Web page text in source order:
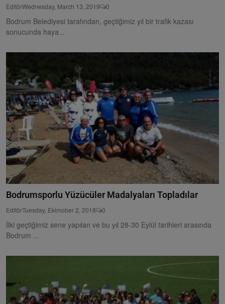
EditörWednesday, March 13, 2019 0
Bodrum Belediyesi tarafından, geçtiğimiz yıl bir trafik kazası
sonucunda haya...
Bodrumsporlu Yüzücüler Madalyaları Topladılar
EditörTuesday, Ekimober 2, 2018 0
İlki geçtiğimiz sene yapılan ve bu yıl 28-30 Eylül tarihleri arasında
Bodrum ...